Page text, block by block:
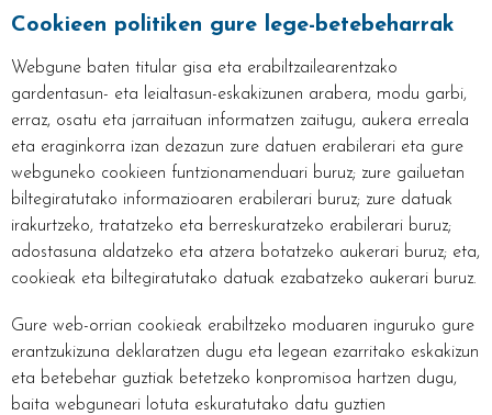
Cookieen politiken gure lege-betebeharrak
Webgune baten titular gisa eta erabiltzailearentzako
gardentasun- eta leialtasun-eskakizunen arabera, modu garbi,
erraz, osatu eta jarraituan informatzen zaitugu, aukera erreala
eta eraginkorra izan dezazun zure datuen erabilerari eta gure
webguneko cookieen funtzionamenduari buruz; zure gailuetan
biltegiratutako informazioaren erabilerari buruz; zure datuak
irakurtzeko, tratatzeko eta berreskuratzeko erabilerari buruz;
adostasuna aldatzeko eta atzera botatzeko aukerari buruz; eta,
cookieak eta biltegiratutako datuak ezabatzeko aukerari buruz.
Gure web-orrian cookieak erabiltzeko moduaren inguruko gure
erantzukizuna deklaratzen dugu eta legean ezarritako eskakizun
eta betebehar guztiak betetzeko konpromisoa hartzen dugu,
baita webguneari lotuta eskuratutako datu guztien